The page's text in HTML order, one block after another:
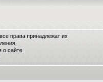
права принадлежат их
о сайте